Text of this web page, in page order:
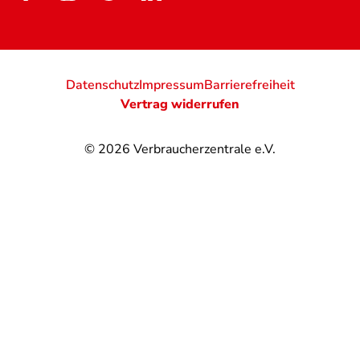
© 2026 Verbraucherzentrale e.V.
DatenschutzImpressumBarrierefreiheit
Vertrag widerrufen